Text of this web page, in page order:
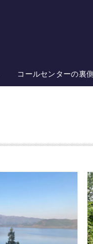
コールセンターの裏側